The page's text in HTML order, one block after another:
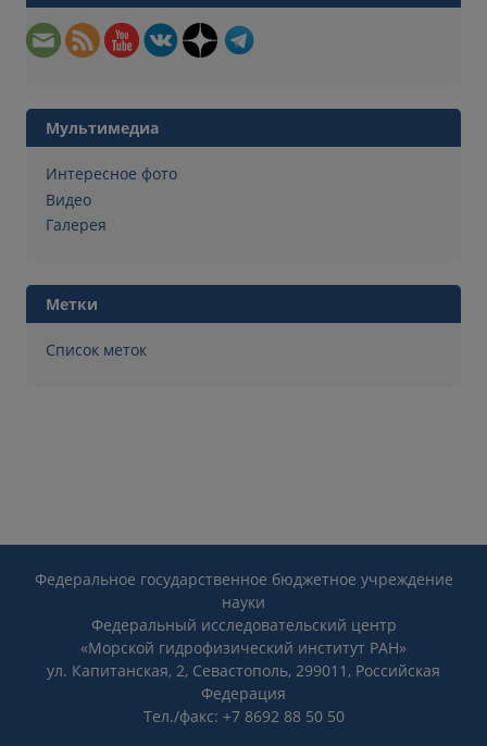
Мультимедиа
Интересное фото
Видео
Галерея
Метки
Список меток
Федеральное государственное бюджетное учреждение
науки
Федеральный исследовательский центр
«Морской гидрофизический институт РАН»
ул. Капитанская, 2, Севастополь, 299011, Российская
Федерация
Тел./факс: +7 8692 88 50 50